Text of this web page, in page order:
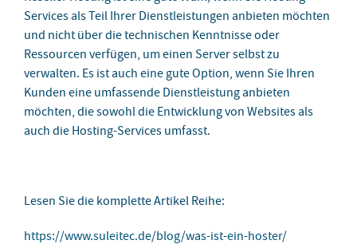
Services als Teil Ihrer Dienstleistungen anbieten möchten
und nicht über die technischen Kenntnisse oder
Ressourcen verfügen, um einen Server selbst zu
verwalten. Es ist auch eine gute Option, wenn Sie Ihren
Kunden eine umfassende Dienstleistung anbieten
möchten, die sowohl die Entwicklung von Websites als
auch die Hosting-Services umfasst.
Lesen Sie die komplette Artikel Reihe:
https://www.suleitec.de/blog/was-ist-ein-hoster/